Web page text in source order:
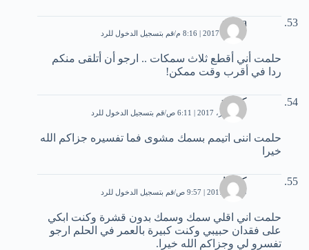
salma
17 يناير، 2017 | 8:16 م قم بتسجيل الدخول للرد
حلمت أني أقطع ثلاث سمكات .. ارجو أن أتلقى منكم
ردا في أقرب وقت ممكن!
كريمة
27 فبراير، 2017 | 6:11 ص قم بتسجيل الدخول للرد
حلمت اننى اتيمم بسمك مشوى فما تفسيره جزاكم الله
خيرا
كارينا
9 مايو، 2017 | 9:57 ص قم بتسجيل الدخول للرد
حلمت اني اقلي سمك وسمك بدون قشرة وكنت ابكي
على فقدان حبيبي وكنت كبيرة بالعمر في الحلم ارجو
تفسرو لي وجزاكم الله خيرا.